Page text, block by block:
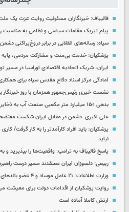
قالیباف: خبرنگاران مسئولیت روایت عزت یک ملت
پیام تبریک مقامات سیاسی و نظامی به مناسبت
سپاه: رسانه‌های انقلابی در برابر دروغ‌پراکنی
پزشکیان: خدمت بی‌منت و مشارکت مردمی،
ایران، شریک اتحادیه اقتصادی اوراسیا در مسیر
آمادگی مرکز اسناد دفاع مقدس سپاه برای
نشست خبری رئیس‌جمهور همزمان با روز خبرنگار
بدهی ۱۵۰ میلیارد متر مکعبی صنعت آب به ذخایر زیرزمینی کشور
علی اکبری: دشمن در مقابل ایران شکست
پزشکیان: باید افراد کارآمدتر را به کار
نیاید
پاسخ قالیباف به ترامپ: واقعیت‌ها را بپذیرید
ربیعی: دلسوزان ایران معتقدند مسیر درست
وزارت اطلاعات: ۲۱ عامل موساد و ۴ عضو باندهای مسلح بازداشت شدند
روایت پزشکیان از اقدامات دولت برای
ارتش کاملا آماده است